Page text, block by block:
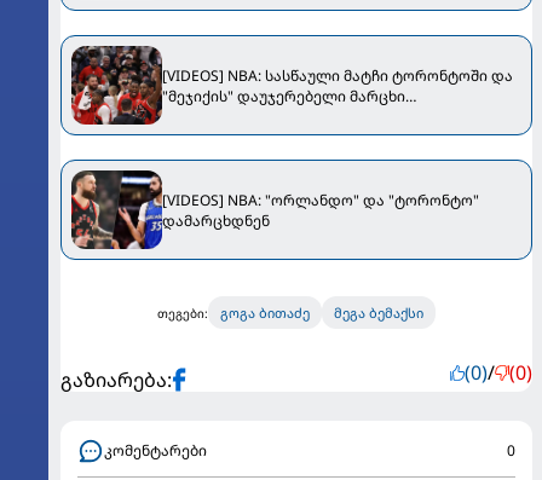
დამარცხდნენ
[VIDEOS] NBA: სასწაული მატჩი ტორონტოში და
"მეჯიქის" დაუჯერებელი მარცხი
[VIDEOS] NBA: "ორლანდო" და "ტორონტო"
დამარცხდნენ
თეგები: გოგა ბითაძე მეგა ბემაქსი
გაზიარება: (0)/ (0)
კომენტარები 0